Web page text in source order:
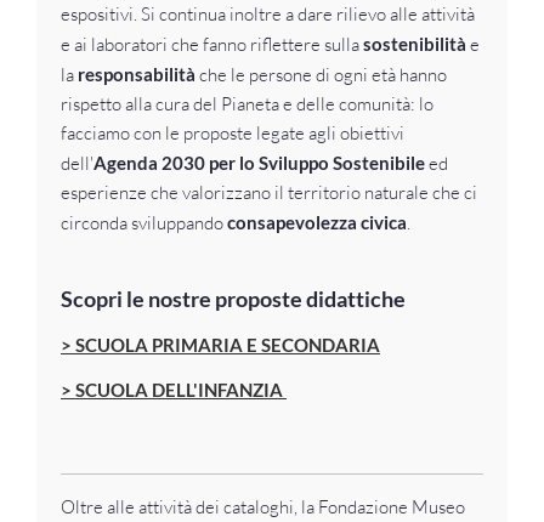
espositivi. Si continua inoltre a dare rilievo alle attività
e ai laboratori che fanno riflettere sullasostenibilità e
la responsabilità che le persone di ogni età hanno
rispetto alla cura del Pianeta e delle comunità: lo
facciamo con le proposte legate agli obiettivi
dell'Agenda 2030 per lo Sviluppo Sostenibileed
esperienze che valorizzano il territorio naturale che ci
circonda sviluppandoconsapevolezza civica
Scopri le nostre proposte didattiche
> SCUOLA PRIMARIA E SECONDARIA
> SCUOLA DELL'INFANZIA
Oltre alle attività dei cataloghi, la Fondazione Museo